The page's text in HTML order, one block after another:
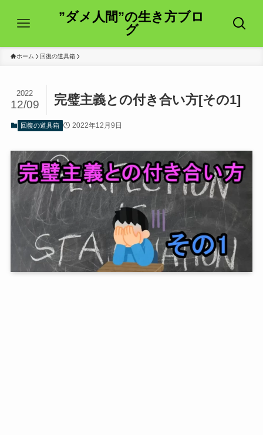
”ダメ人間”の生き方ブロ
グ
ホーム 回復の道具箱
完璧主義との付き合い方[その1]
2022
12/09
回復の道具箱 2022年12月9日